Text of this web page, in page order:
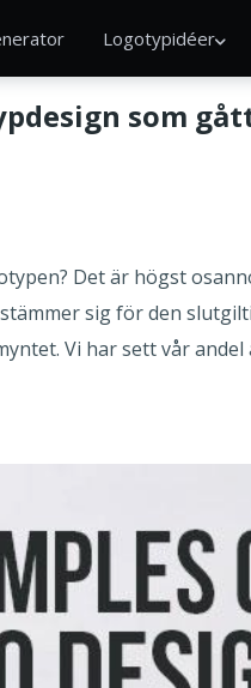
Logotypidéer
som
Det är högst
sig för den
Vi har sett vår